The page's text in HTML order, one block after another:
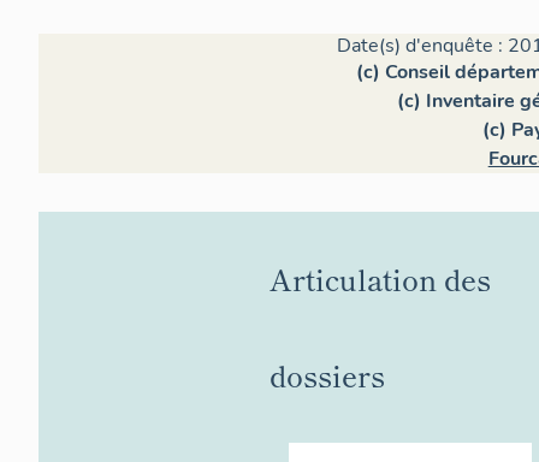
Date(s) d'enquête :
(c) Conseil
(c) Inventaire
(c)
Articulation des
dossiers